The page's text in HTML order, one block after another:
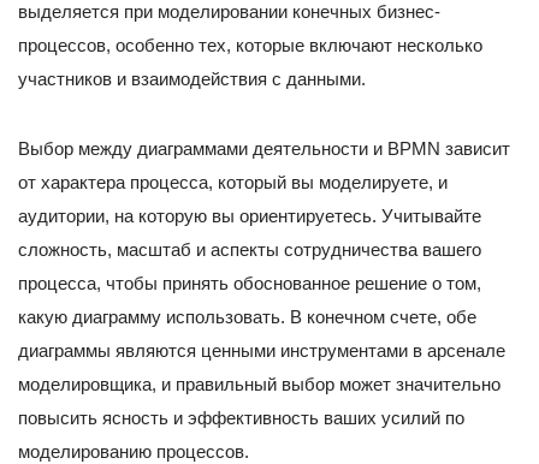
выделяется при моделировании конечных бизнес-
процессов, особенно тех, которые включают несколько
участников и взаимодействия с данными.
Выбор между диаграммами деятельности и BPMN зависит
от характера процесса, который вы моделируете, и
аудитории, на которую вы ориентируетесь. Учитывайте
сложность, масштаб и аспекты сотрудничества вашего
процесса, чтобы принять обоснованное решение о том,
какую диаграмму использовать. В конечном счете, обе
диаграммы являются ценными инструментами в арсенале
моделировщика, и правильный выбор может значительно
повысить ясность и эффективность ваших усилий по
моделированию процессов.